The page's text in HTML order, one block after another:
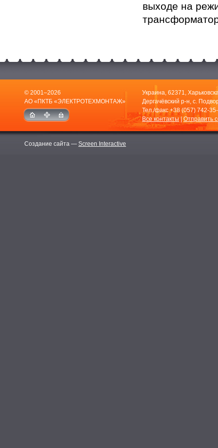
выходе на
© 2001–2026
АО «ПКТБ «ЭЛЕКТРОТЕХМОНТАЖ»
Создание сайта — Screen Interactive
Украина, 62371,
Дергачёвский р-н, с.
Тел./факс+38 (057) 742-
Все контакты| Отправить